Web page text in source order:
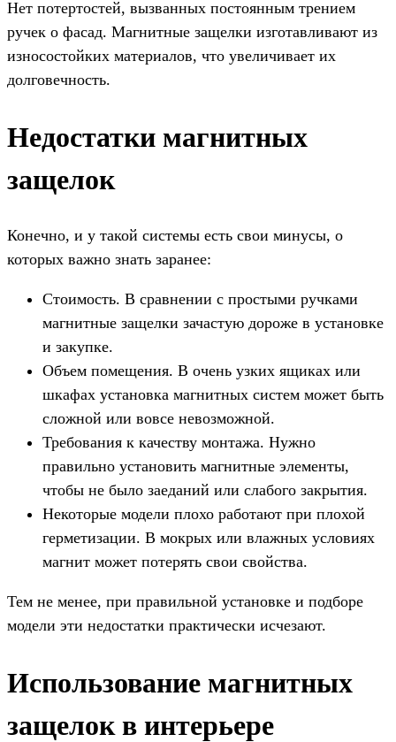
Нет потертостей, вызванных постоянным трением
ручек о фасад. Магнитные защелки изготавливают из
износостойких материалов, что увеличивает их
долговечность.
Недостатки магнитных
защелок
Конечно, и у такой системы есть свои минусы, о
которых важно знать заранее:
Стоимость. В сравнении с простыми ручками
магнитные защелки зачастую дороже в установке
и закупке.
Объем помещения. В очень узких ящиках или
шкафах установка магнитных систем может быть
сложной или вовсе невозможной.
Требования к качеству монтажа. Нужно
правильно установить магнитные элементы,
чтобы не было заеданий или слабого закрытия.
Некоторые модели плохо работают при плохой
герметизации. В мокрых или влажных условиях
магнит может потерять свои свойства.
Тем не менее, при правильной установке и подборе
модели эти недостатки практически исчезают.
Использование магнитных
защелок в интерьере